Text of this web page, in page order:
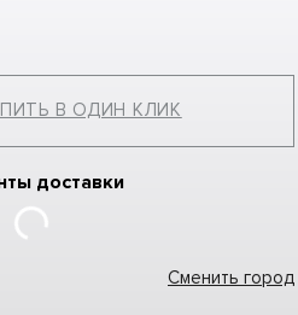
В ОДИН КЛИК
доставки
Сменить город